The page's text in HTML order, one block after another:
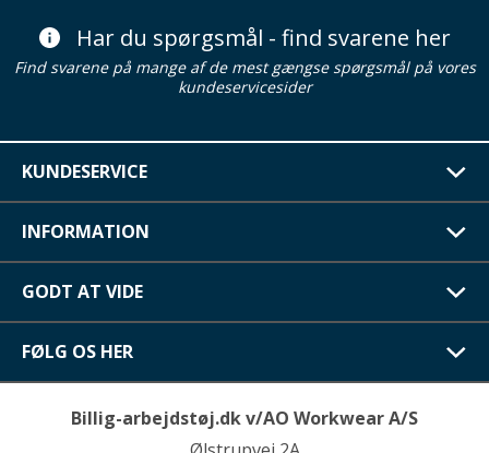
Har du spørgsmål - find svarene her
Find svarene på mange af de mest gængse spørgsmål på vores
kundeservicesider
KUNDESERVICE
INFORMATION
GODT AT VIDE
FØLG OS HER
Billig-arbejdstøj.dk v/AO Workwear A/S